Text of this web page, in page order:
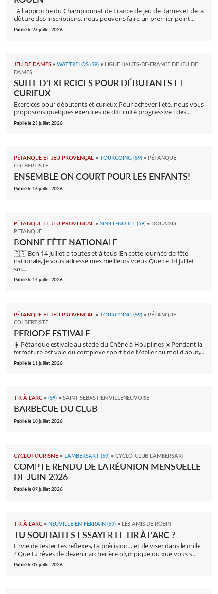
À l'approche du Championnat de France de jeu de dames et de la
clôture des inscriptions, nous pouvons faire un premier point...
Publié le 23 juillet 2026
JEU DE DAMES • WATTRELOS (59) • LIGUE HAUTS-DE-FRANCE DE JEU DE
DAMES
SUITE D'EXERCICES POUR DÉBUTANTS ET
CURIEUX
Exercices pour débutants et curieux Pour achever l'été, nous vous
proposons quelques exercices de difficulté progressive : des...
Publié le 23 juillet 2026
PÉTANQUE ET JEU PROVENÇAL • TOURCOING (59) • PÉTANQUE
COLBERTISTE
ENSEMBLE ON COURT POUR LES ENFANTS!
Publié le 16 juillet 2026
PÉTANQUE ET JEU PROVENÇAL • SIN-LE-NOBLE (59) • DOUAISIS
PETANQUE
BONNE FÊTE NATIONALE
🇫🇷 Bon 14 Juillet à toutes et à tous !En cette journée de fête
nationale, je vous adresse mes meilleurs vœux.Que ce 14 juillet
soi...
Publié le 14 juillet 2026
PÉTANQUE ET JEU PROVENÇAL • TOURCOING (59) • PÉTANQUE
COLBERTISTE
PERIODE ESTIVALE
☀️ Pétanque estivale au stade du Chêne à Houplines ☀️Pendant la
fermeture estivale du complexe sportif de l’Atelier au moi d'aout,...
Publié le 11 juillet 2026
TIR À L'ARC • (59) • SAINT SEBASTIEN VILLENEUVOISE
BARBECUE DU CLUB
Publié le 10 juillet 2026
CYCLOTOURISME • LAMBERSART (59) • CYCLO-CLUB LAMBERSART
COMPTE RENDU DE LA RÉUNION MENSUELLE
DE JUIN 2026
Publié le 09 juillet 2026
TIR À L'ARC • NEUVILLE-EN-FERRAIN (59) • LES AMIS DE ROBIN
TU SOUHAITES ESSAYER LE TIR À L'ARC ?
Envie de tester tes réflexes, ta précision… et de viser dans le mille
? Que tu rêves de devenir archer·ère olympique ou que vous s...
Publié le 09 juillet 2026